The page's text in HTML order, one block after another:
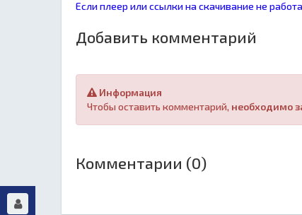
Если плеер или ссылки на скачивание не
Добавить комментарий
Информация
Чтобы оставить комментарий, необходимо
Комментарии (0)